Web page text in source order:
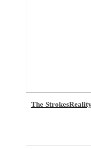
The Strokes